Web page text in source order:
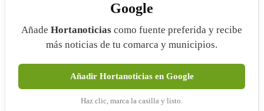
Google
Añade Hortanoticias como fuente preferida y recibe
más noticias de tu comarca y municipios.
Añadir Hortanoticias en Google
Haz clic, marca la casilla y listo.